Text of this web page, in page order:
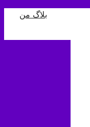
بلاگ من